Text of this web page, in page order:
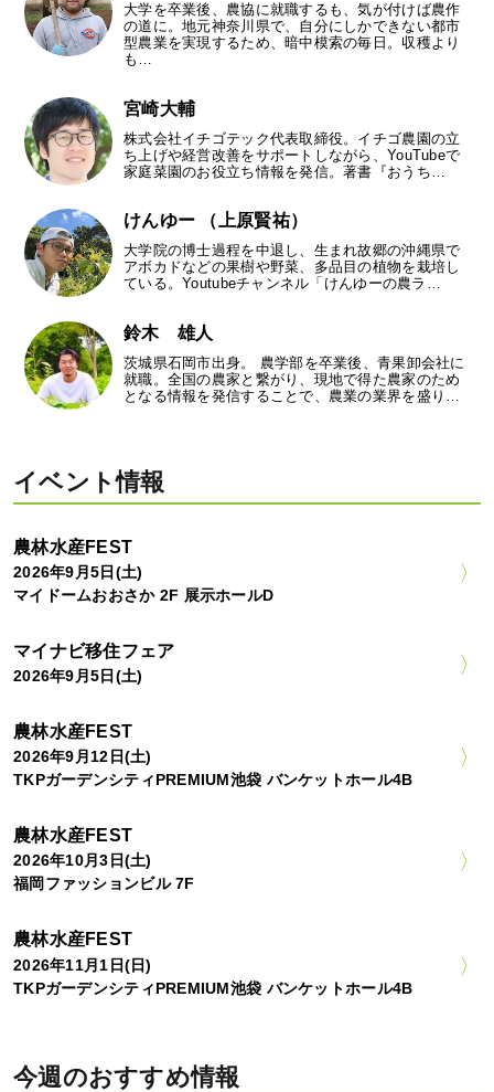
大学を卒業後、農協に就職するも、気が付けば農作
の道に。地元神奈川県で、自分にしかできない都市
型農業を実現するため、暗中模索の毎日。収穫より
も…
宮崎大輔
株式会社イチゴテック代表取締役。イチゴ農園の立
ち上げや経営改善をサポートしながら、YouTubeで
家庭菜園のお役立ち情報を発信。著書『おうち…
けんゆー （上原賢祐）
大学院の博士過程を中退し、生まれ故郷の沖縄県で
アボカドなどの果樹や野菜、多品目の植物を栽培し
ている。Youtubeチャンネル「けんゆーの農ラ…
鈴木 雄人
茨城県石岡市出身。 農学部を卒業後、青果卸会社に
就職。全国の農家と繋がり、現地で得た農家のため
となる情報を発信することで、農業の業界を盛り…
イベント情報
農林水産FEST
2026年9月5日(土)
マイドームおおさか 2F 展示ホールD
マイナビ移住フェア
2026年9月5日(土)
農林水産FEST
2026年9月12日(土)
TKPガーデンシティPREMIUM池袋 バンケットホール4B
農林水産FEST
2026年10月3日(土)
福岡ファッションビル 7F
農林水産FEST
2026年11月1日(日)
TKPガーデンシティPREMIUM池袋 バンケットホール4B
今週のおすすめ情報